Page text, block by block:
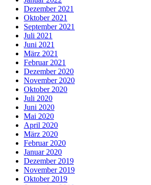
Dezember 2021
Oktober 2021
September 2021
Juli 2021
Juni 2021
März 2021
Februar 2021
Dezember 2020
November 2020
Oktober 2020
Juli 2020
Juni 2020
Mai 2020
April 2020
März 2020
Februar 2020
Januar 2020
Dezember 2019
November 2019
Oktober 2019